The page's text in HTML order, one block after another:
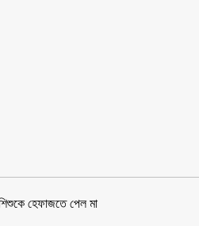
হেফাজতে পেল মা